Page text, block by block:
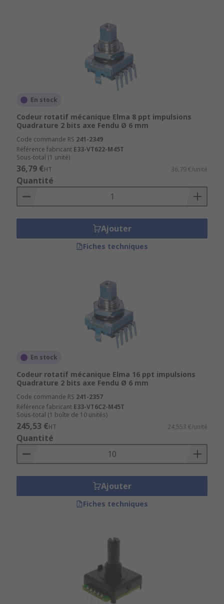
En stock
Codeur rotatif mécanique Elma 8 ppt impulsions
Quadrature 2 bits axe Fendu Ø 6 mm
Code commande RS 241-2349
Référence fabricant E33-VT622-M45T
Sous-total (1 unité)
36,79 €HT 36,79 €/unité
Quantité
Ajouter
Fiches techniques
En stock
Codeur rotatif mécanique Elma 16 ppt impulsions
Quadrature 2 bits axe Fendu Ø 6 mm
Code commande RS 241-2357
Référence fabricant E33-VT6C2-M45T
Sous-total (1 boîte de 10 unités)
245,53 €HT 24,553 €/unité
Quantité
Ajouter
Fiches techniques